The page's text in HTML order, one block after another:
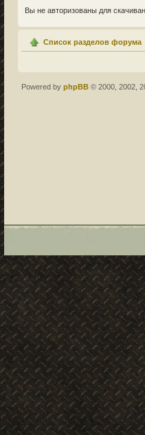
Вы не авторизованы для
Список разделов форума
Powered by phpBB © 2000, 2002,